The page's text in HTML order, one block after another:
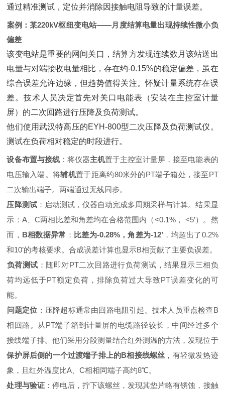
通过精准测试，定位并消除因接触电阻导致的计量误差。
案例：某220kV枢纽变电站——月度结算电量出现持续性微小负
偏差
该变电站是重要的网间关口，结算方发现连续数月该站送出
电量与对端接收电量相比，存在约-0.15%的稳定偏差，虽在
综合误差允许边缘，但趋势值得关注。怀疑计量系统存在误
差。技术人员决定首先对关口电能表（安装在主控室计量
屏）的二次回路进行压降及负荷测试。
他们使用武汉特高压的EYH-800型二次压降及负荷测试仪。
测试在负荷相对稳定的时段进行。
设备布置与接线‌：将仪器‌主机‌置于主控室计量屏，接至电能表的
电压输入端。将‌辅机‌置于距离约80米外的PT端子箱处，接至PT
二次输出端子。两端通过无线同步。
压降测试‌：启动测试，仪器自动完成多周期采样与计算。结果显
示：A、C两相比差和角差均在合格范围内（<0.1%， <5’）。然
而，‌ B相数据异常 ‌：‌ 比差为-0.28%，角差为-12’ ‌，均超出了0.2%
和10’的考核要求。合成误差计算也显示B相贡献了主要负误差。
负荷测试 ‌：随即对PT二次回路进行负荷测试，结果显示三相负
荷均远低于PT额定负荷，排除负荷过大导致PT误差变化的可
能。
问题定位 ‌：压降超标通常由回路电阻引起。技术人员重点检查B
相回路。从PT端子箱到计量屏的电缆路径较长，中间经过多个
接线端子排。他们采用分段测量结合红外测温的方法，发现位于‌
保护屏后侧的一个过渡端子排上的B相接线螺丝 ‌，有轻微发热迹
象，且红外温度比A、C相相同端子高约8℃。
处理与验证‌：停电后，拧下该螺丝，发现其垫片略有锈蚀，接触